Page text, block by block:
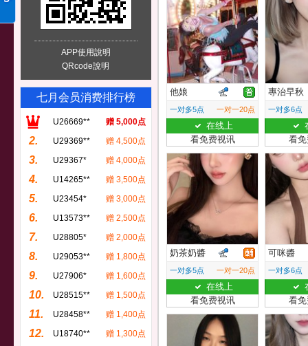
APP使用說明
QRcode說明
七月会员消费排行榜
U26669** 赠 5,000点
2. U29369** 赠 4,500点
3. U29367* 赠 4,000点
4. U14265** 赠 3,500点
5. U23454* 赠 3,000点
6. U13573** 赠 2,500点
7. U28805* 赠 2,000点
8. U29053** 赠 1,800点
9. U27906* 赠 1,600点
10. U28515** 赠 1,500点
11. U28458** 赠 1,400点
12. U18740** 赠 1,300点
他娘
一对多5点 一对一20点
在线上
看免费视讯
專治早秋
一对多6点
看
奶茶奶醬
一对多5点 一对一20点
在线上
看免费视讯
可咪醬
一对多6点
看